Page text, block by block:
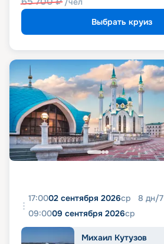
Выбрать круиз
17:0002 сентября 2026ср 8 дн/7
09:0009 сентября 2026ср
Михаил Кутузов